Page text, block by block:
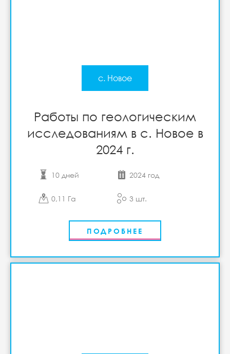
с. Новое
Работы по геологическим
исследованиям в с. Новое в
2024 г.
10 дней 2024 год
0,11 Га 3 шт.
ПОДРОБНЕЕ